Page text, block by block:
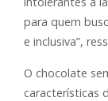
para quem
e inclusiva”,
O chocolate
características